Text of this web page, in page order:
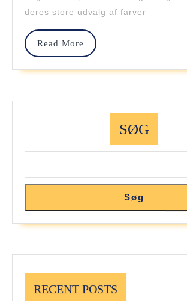
Sugarflairs
Af
deres store udvalg af farver
Read More
Read
SØG
Søg
RECENT POSTS